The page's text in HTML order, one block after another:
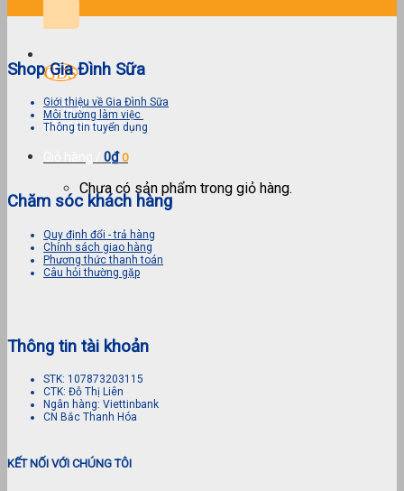
Đăng ký
Đăng nhập
0₫ 0
Chưa có sản phẩm trong giỏ hàng.
Shop Gia Đình Sữa
Giới thiệu về Gia Đình Sữa
Môi trường làm việc
Thông tin tuyển dụng
Chăm sóc khách hàng
Quy định đổi - trả hàng
Chính sách giao hàng
Phương thức thanh toán
Câu hỏi thường gặp
Thông tin tài khoản
STK: 107873203115
CTK: Đỗ Thị Liên
Ngân hàng: Viettinbank
CN Bắc Thanh Hóa
KẾT NỐI VỚI CHÚNG TÔI